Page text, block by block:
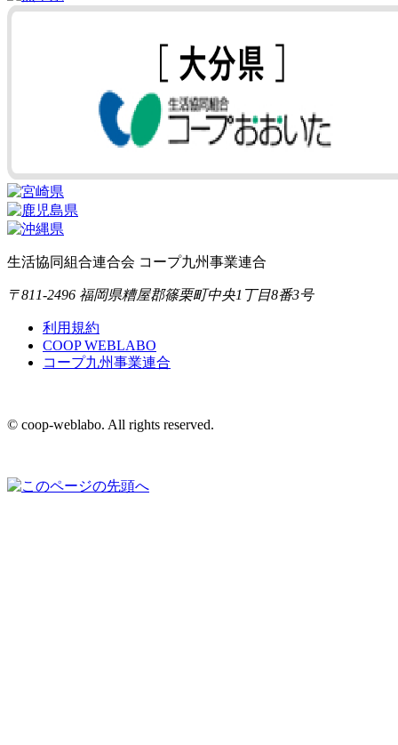
生活協同組合連合会 コープ九州事業連合
〒811-2496 福岡県糟屋郡篠栗町中央1丁目8番3号
利用規約
COOP WEBLABO
コープ九州事業連合
© coop-weblabo. All rights reserved.